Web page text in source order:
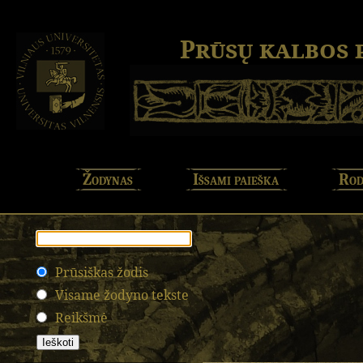
Prūsų kalbos
Žodynas Išsami paieška
Prūsiškas žodis
Visame žodyno tekste
Reikšmė